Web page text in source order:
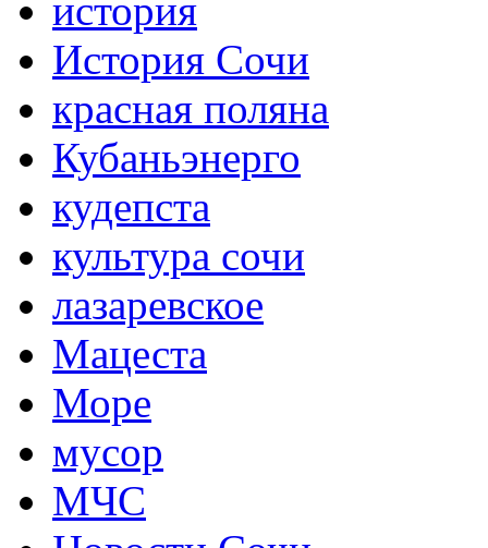
история
История Сочи
красная поляна
Кубаньэнерго
кудепста
культура сочи
лазаревское
Мацеста
Море
мусор
МЧС